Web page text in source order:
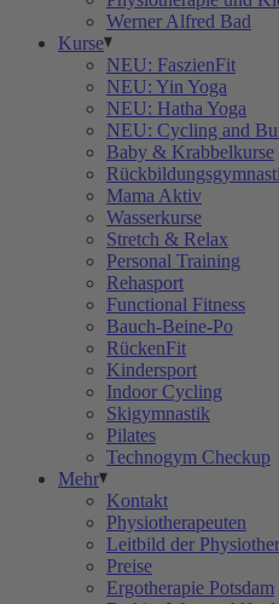
Werner Alfred Bad
Kurse
NEU: FaszienFit
NEU: Yin Yoga
NEU: Hatha Yoga
NEU: Cycling and
Baby & Krabbelkurse
Mama Aktiv
Wasserkurse
Stretch & Relax
Personal Training
Rehasport
Functional Fitness
Bauch-Beine-Po
RückenFit
Kindersport
Indoor Cycling
Skigymnastik
Pilates
Technogym Checkup
Mehr
Kontakt
Physiotherapeuten
Leitbild der
Preise
Ergotherapie Potsdam